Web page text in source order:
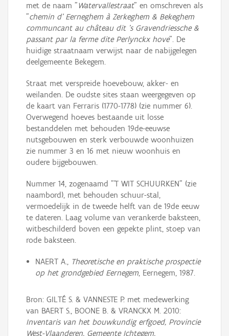
met de naam "Watervallestraat" en omschreven als
"chemin d' Eerneghem à Zerkeghem & Bekeghem
communcant au château dit 's Gravendriessche &
passant par la ferme dite Perlynckx hove". De
huidige straatnaam verwijst naar de nabijgelegen
deelgemeente Bekegem.
Straat met verspreide hoevebouw, akker- en
weilanden. De oudste sites staan weergegeven op
de kaart van Ferraris (1770-1778) (zie nummer 6).
Overwegend hoeves bestaande uit losse
bestanddelen met behouden 19de-eeuwse
nutsgebouwen en sterk verbouwde woonhuizen
zie nummer 3 en 16 met nieuw woonhuis en
oudere bijgebouwen.
Nummer 14, zogenaamd "'T WIT SCHUURKEN" (zie
naambord), met behouden schuur-stal,
vermoedelijk in de tweede helft van de 19de eeuw
te dateren. Laag volume van verankerde baksteen,
witbeschilderd boven een gepekte plint, stoep van
rode baksteen.
NAERT A., Theoretische en praktische prospectie
op het grondgebied Eernegem, Eernegem, 1987.
Bron: GILTÉ S. & VANNESTE P. met medewerking
van BAERT S., BOONE B. & VRANCKX M. 2010:
Inventaris van het bouwkundig erfgoed, Provincie
West-Vlaanderen, Gemeente Ichtegem,